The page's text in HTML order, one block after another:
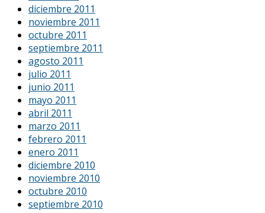
diciembre 2011
noviembre 2011
octubre 2011
septiembre 2011
agosto 2011
julio 2011
junio 2011
mayo 2011
abril 2011
marzo 2011
febrero 2011
enero 2011
diciembre 2010
noviembre 2010
octubre 2010
septiembre 2010